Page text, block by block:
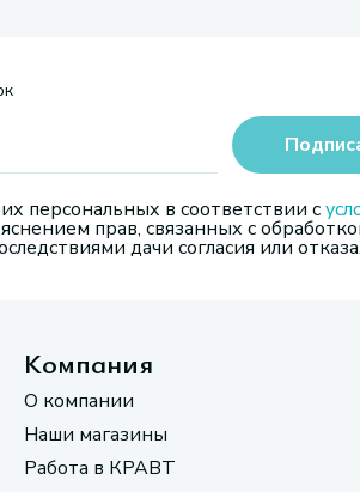
персональных в соответствии с
прав, связанных с
дачи согласия или
Компания
О компании
Наши магазины
Работа в КРАВТ